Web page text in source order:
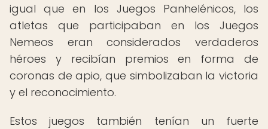
igual que en los Juegos Panhelénicos, los
atletas que participaban en los Juegos
Nemeos eran considerados verdaderos
héroes y recibían premios en forma de
coronas de apio, que simbolizaban la victoria
y el reconocimiento.
Estos juegos también tenían un fuerte